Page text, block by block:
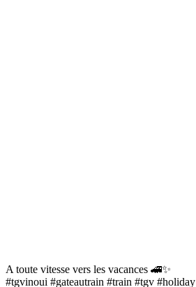
A toute vitesse vers les vacances 🚄✨
#tgvinoui #gateautrain #train #tgv #holiday